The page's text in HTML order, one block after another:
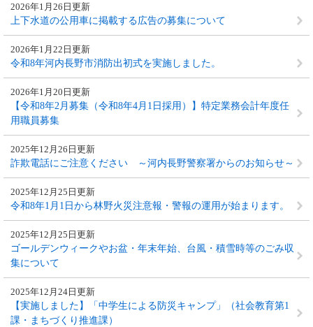
上下水道の公用車に掲載する広告の募集について
2026年1月26日更新
令和8年河内長野市消防出初式を実施しました。
2026年1月22日更新
【令和8年2月募集（令和8年4月1日採用）】特定業務会計年度任
用職員募集
2026年1月20日更新
詐欺電話にご注意ください ～河内長野警察署からのお知らせ～
2025年12月26日更新
令和8年1月1日から林野火災注意報・警報の運用が始まります。
2025年12月25日更新
ゴールデンウィークやお盆・年末年始、台風・積雪時等のごみ収
集について
2025年12月25日更新
【実施しました】「中学生による防災キャンプ」（社会教育第1
課・まちづくり推進課）
2025年12月24日更新